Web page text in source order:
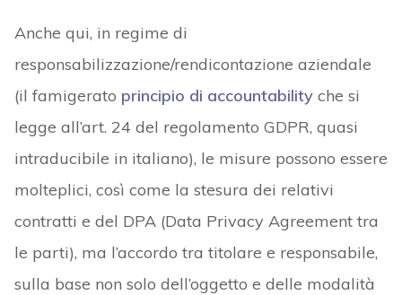
Anche qui, in regime di
responsabilizzazione/rendicontazione aziendale
(il famigerato principio di accountabilityche si
legge all’art. 24 del regolamento GDPR, quasi
intraducibile in italiano), le misure possono essere
molteplici, così come la stesura dei relativi
contratti e del DPA (Data Privacy Agreement tra
le parti), ma l’accordo tra titolare e responsabile,
sulla base non solo dell’oggetto e delle modalità